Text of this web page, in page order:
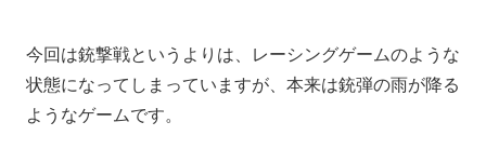
今回は銃撃戦というよりは、レーシングゲームのような
状態になってしまっていますが、本来は銃弾の雨が降る
ようなゲームです。